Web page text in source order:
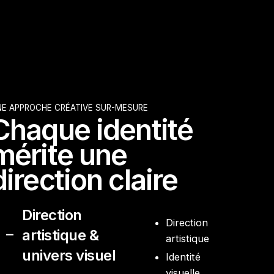
APPROCHE CRÉATIVE SUR-MESURE
identité
une
claire
Direction
artistique &
univers visuel
Direction
artistique
Identité